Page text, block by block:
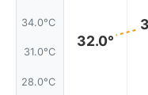
34.0°C
31.0°C
28.0°C
32.0°